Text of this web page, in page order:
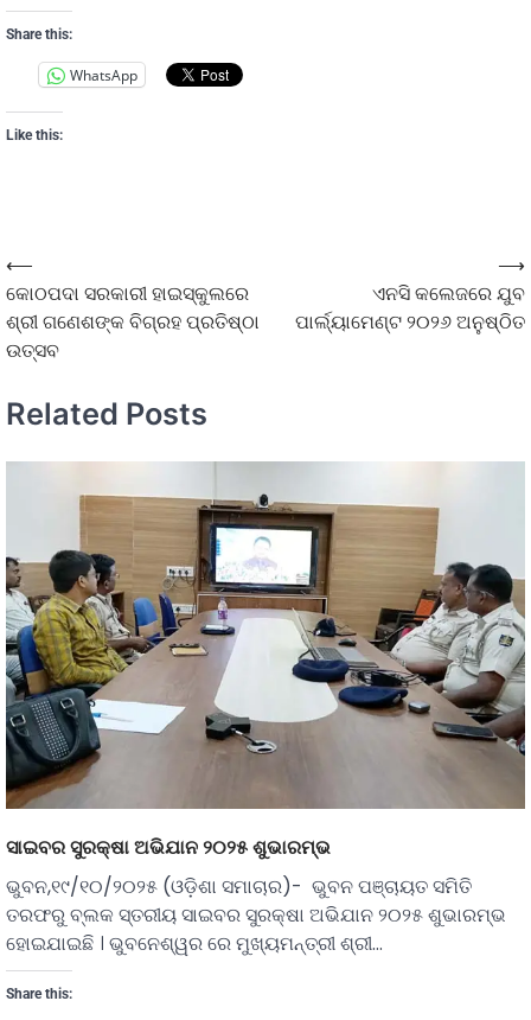
Share this:
WhatsApp
Like this:
⟵
କୋଠପଦା ସରକାରୀ ହାଇସ୍କୁଲରେ
ଶ୍ରୀ ଗଣେଶଙ୍କ ବିଗ୍ରହ ପ୍ରତିଷ୍ଠା
ଉତ୍ସବ
ଏନସି କଲେଜରେ ଯୁବ
ପାର୍ଲ୍ୟାମେଣ୍ଟ ୨୦୨୬ ଅନୁଷ୍ଠିତ
⟶
Related Posts
ସାଇବର ସୁରକ୍ଷା ଅଭିଯାନ ୨୦୨୫ ଶୁଭାରମ୍ଭ
ଭୁବନ,୧୯/୧୦/୨୦୨୫ (ଓଡ଼ିଶା ସମାଚାର)- ଭୁବନ ପଞ୍ଚାୟତ ସମିତି
ତରଫରୁ ବ୍ଲକ ସ୍ତରୀୟ ସାଇବର ସୁରକ୍ଷା ଅଭିଯାନ ୨୦୨୫ ଶୁଭାରମ୍ଭ
ହୋଇଯାଇଛି । ଭୁବନେଶ୍ୱର ରେ ମୁଖ୍ୟମନ୍ତ୍ରୀ ଶ୍ରୀ…
Share this: